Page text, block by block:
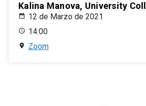
Kalina Manova, University
12 de Marzo de 2021
14:00
Zoom